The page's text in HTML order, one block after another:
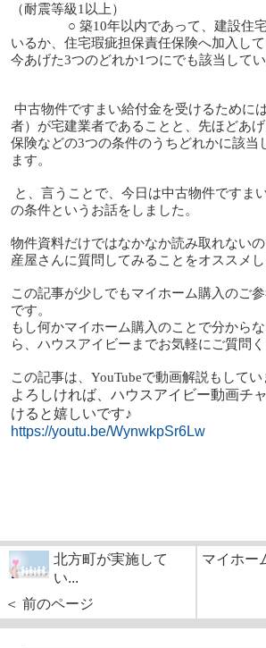
（耐震等級1以上）
○ 築10年以内であって、建設住
いるか、住宅瑕疵担保責任保険へ加入し
今あげた3つのどれか1つにでも該当してい
中古物件ですまい給付金を受けるために
者）が宅建業者であることと、先ほどあ
保険などの3つの条件のうちどれかに該当
ます。
と、言うことで、今日は中古物件ですま
の条件というお話をしました。
物件資料だけではなかなか読み取れない
産屋さんに質問してみることをオススメし
この記事が少しでもマイホーム購入のご
です。
もし何かマイホーム購入のことで分から
ら、ハウスアイビーまでお気軽にご質問く
この記事は、YouTubeで動画解説もしてい
よろしければ、ハウスアイビー動画チ
けると嬉しいです♪
https://youtu.be/WynwkpSr6Lw
北方町が実施して
い...
＜ 前のページ
マイホー